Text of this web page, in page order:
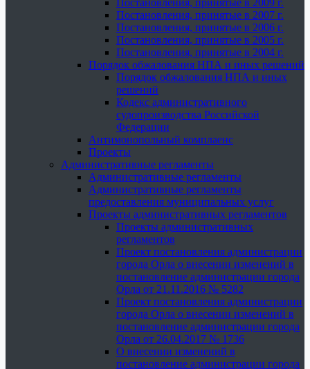
Постановления, принятые в 2009 г.
Постановления, принятые в 2007 г.
Постановления, принятые в 2006 г.
Постановления, принятые в 2005 г.
Постановления, принятые в 2004 г.
Порядок обжалования НПА и иных решений
Порядок обжалования НПА и иных
решений
Кодекс административного
судопроизводства Российской
Федерации
Антимонопольный комплаенс
Проекты
Административные регламенты
Административные регламенты
Административные регламенты
предоставления муниципальных услуг
Проекты административных регламентов
Проекты административных
регламентов
Проект постановления администрации
города Орла о внесении изменений в
постановление администрации города
Орла от 21.11.2016 № 5282
Проект постановления администрации
города Орла о внесении изменений в
постановление администрации города
Орла от 26.04.2017 № 1736
О внесении изменений в
постановление администрации города